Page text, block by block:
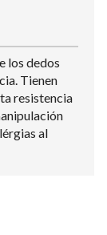
los dedos
Tienen
resistencia
al